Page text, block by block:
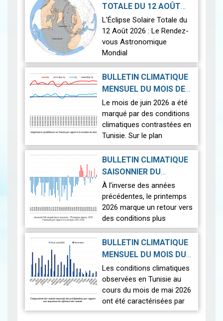
TOTALE DU 12 AOÛT
2026|2026-07-21
L'Éclipse Solaire Totale du
12 Août 2026 : Le Rendez-
vous Astronomique
Mondial
Le 12 août 2026, la Terre
connaîtra l'un des
astronomiques les plus
spectaculaires : une…
BULLETIN CLIMATIQUE
MENSUEL DU MOIS DE
JUIN 2026 |2026-07-14
Le mois de juin 2026 a été
marqué par des conditions
climatiques contrastées en
Tunisie. Sur le plan
thermique, des
températures supérieures
aux normales ont été
observées sur l'en…
BULLETIN CLIMATIQUE
SAISONNIER DU
PRINTEMPS 2026|
2026-07-02
À l’inverse des années
précédentes, le printemps
2026 marque un retour vers
des conditions plus
proches de la normale,
avec un léger excédent
thermique de +0,3 °c
Nous r…
BULLETIN CLIMATIQUE
MENSUEL DU MOIS DU
MAI 2026|2026-06-17
Les conditions climatiques
observées en Tunisie au
cours du mois de mai 2026
ont été caractérisées par
des températures proches